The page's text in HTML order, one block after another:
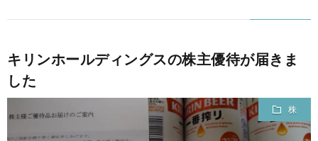
キリンホールディングスの株主優待が届きま
した
株